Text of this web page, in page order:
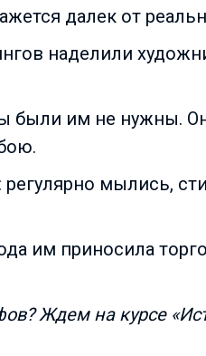
далек от
наделили
были им не нужны.
мылись,
им приносила
Ждем на курсе